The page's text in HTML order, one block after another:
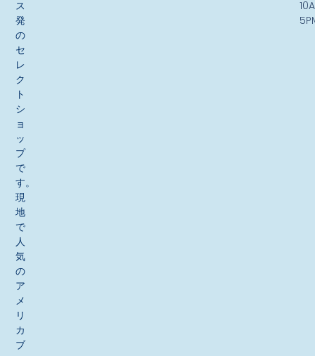
ス
発
の
セ
レ
ク
ト
シ
ョ
ッ
プ
で
す。
現
地
で
人
気
の
ア
メ
リ
カ
ブ